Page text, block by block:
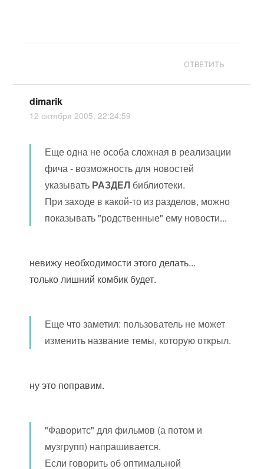
ОТВЕТИТЬ
dimarik
12 октября 2005, 22:24:59
Еще одна не особа сложная в реализации
фича - возможность для новостей
указывать РАЗДЕЛ библиотеки.
При заходе в какой-то из разделов, можно
показывать "родственные" ему новости...
невижу необходимости этого делать...
только лишний комбик будет.
Еще что заметил: пользователь не может
изменить название темы, которую открыл.
ну это поправим.
"Фаворитс" для фильмов (а потом и
музгрупп) напрашивается.
Если говорить об оптимальной